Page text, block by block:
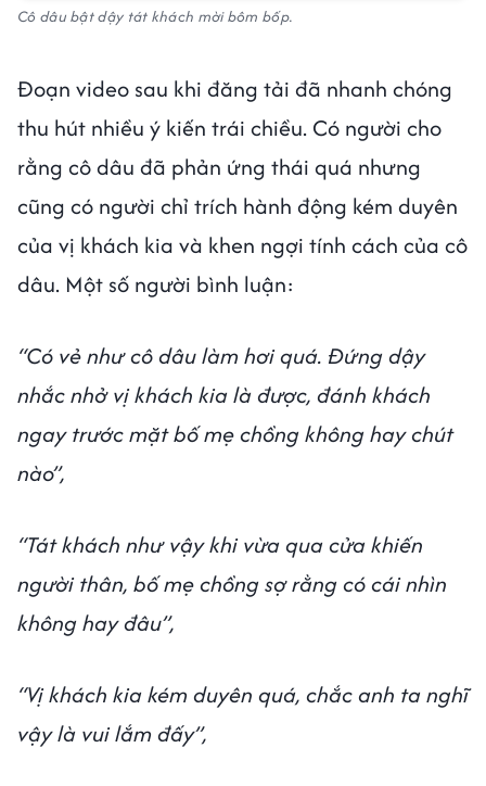
Cô dâu bật dậy tát khách mời bôm bốp.
Đoạn video sau khi đăng tải đã nhanh chóng
thu hút nhiều ý kiến trái chiều. Có người cho
rằng cô dâu đã phản ứng thái quá nhưng
cũng có người chỉ trích hành động kém duyên
của vị khách kia và khen ngợi tính cách của cô
dâu. Một số người bình luận:
“Có vẻ như cô dâu làm hơi quá. Đứng dậy
nhắc nhở vị khách kia là được, đánh khách
ngay trước mặt bố mẹ chồng không hay chút
nào”,
“Tát khách như vậy khi vừa qua cửa khiến
người thân, bố mẹ chồng sợ rằng có cái nhìn
không hay đâu”,
“Vị khách kia kém duyên quá, chắc anh ta nghĩ
vậy là vui lắm đấy”,